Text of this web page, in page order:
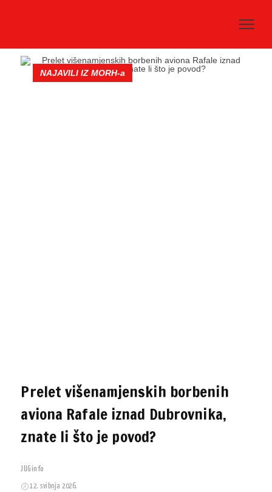
NAJAVILI IZ MORH-a
Prelet višenamjenskih borbenih
aviona Rafale iznad Dubrovnika,
znate li što je povod?
JUGinfo
12. svibnja 2026.